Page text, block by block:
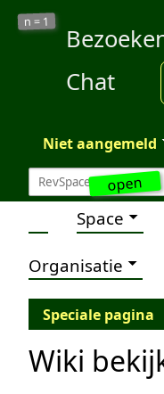
open
n = 1
Chat
Niet aangemeld
Space
Organisatie
Speciale pagina
Wiki